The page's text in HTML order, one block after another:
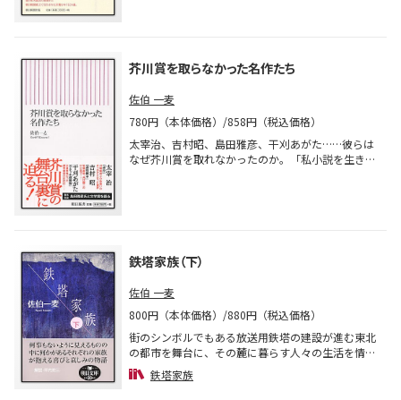
芥川賞を取らなかった名作たち
佐伯 一麦
780円（本体価格）/858円（税込価格）
太宰治、吉村昭、島田雅彦、干刈あがた……彼らは
なぜ芥川賞を取れなかったのか。「私小説を生きる
鉄塔家族（下）
佐伯 一麦
800円（本体価格）/880円（税込価格）
街のシンボルでもある放送用鉄塔の建設が進む東北
の都市を舞台に、その麓に暮らす人々の生活を情緒
豊かな筆致で、丁寧にたんたんと描く。小説家・斎
木と草木染作家・菜穂の夫婦を中心に、喫茶店のオ
鉄塔家族